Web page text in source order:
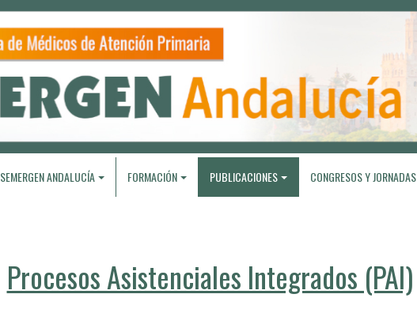
SEMERGEN ANDALUCÍA FORMACIÓN PUBLICACIONES CONGRESOS Y JORNADAS
Procesos Asistenciales Integrados (PAI)